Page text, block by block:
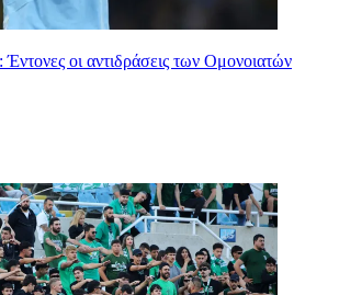
Έντονες οι αντιδράσεις των Ομονοιατών